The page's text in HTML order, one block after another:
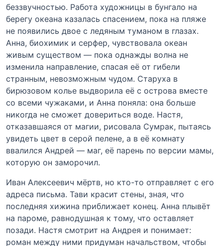
беззвучностью. Работа художницы в бунгало на
берегу океана казалась спасением, пока на пляже
не появились двое с ледяным туманом в глазах.
Анна, биохимик и серфер, чувствовала океан
живым существом — пока однажды волна не
изменила направление, спасая её от гибели
странным, невозможным чудом. Старуха в
бирюзовом колье выдворила её с острова вместе
со всеми чужаками, и Анна поняла: она больше
никогда не сможет довериться воде. Настя,
отказавшаяся от магии, рисовала Сумрак, пытаясь
увидеть цвет в серой пелене, а в её комнату
ввалился Андрей — маг, её парень по версии мамы,
которую он заморочил.
Иван Алексеевич мёртв, но кто-то отправляет с его
адреса письма. Тави красит стены, зная, что
последняя хижина приближает конец. Анна плывёт
на пароме, равнодушная к тому, что оставляет
позади. Настя смотрит на Андрея и понимает:
роман между ними придуман начальством, чтобы